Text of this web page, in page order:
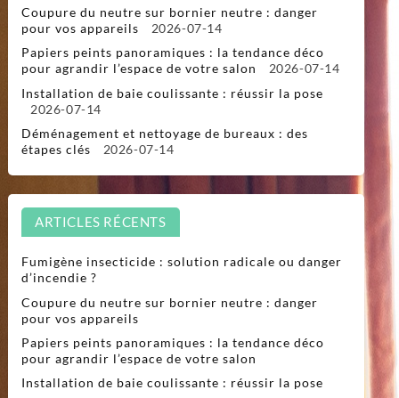
Coupure du neutre sur bornier neutre : danger
pour vos appareils
2026-07-14
Papiers peints panoramiques : la tendance déco
pour agrandir l’espace de votre salon
2026-07-14
Installation de baie coulissante : réussir la pose
2026-07-14
Déménagement et nettoyage de bureaux : des
étapes clés
2026-07-14
ARTICLES RÉCENTS
Fumigène insecticide : solution radicale ou danger
d’incendie ?
Coupure du neutre sur bornier neutre : danger
pour vos appareils
Papiers peints panoramiques : la tendance déco
pour agrandir l’espace de votre salon
Installation de baie coulissante : réussir la pose